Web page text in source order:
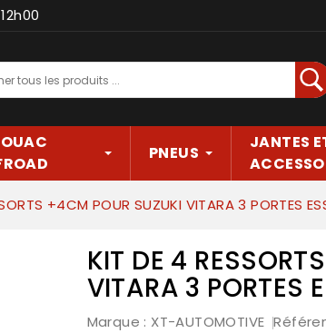
PNEUS
JANTES
+4CM POUR SUZUKI VITARA 3 PORTES
KIT DE 4
VITARA 3 PORTES
Marque : XT-AUTOMOTIVE